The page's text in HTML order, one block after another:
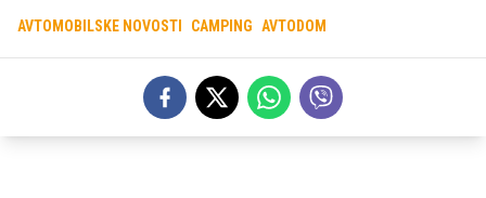
AVTOMOBILSKE NOVOSTI CAMPING AVTODOM